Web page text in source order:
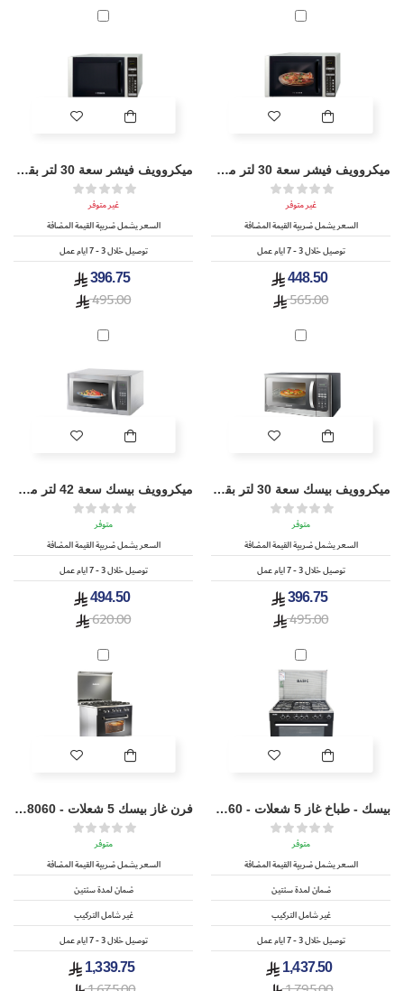
ميكروويف فيشر سعة 30 لتر مع شواية بقوة 900 واط - FEM-G7530V
غير متوفر
السعر يشمل ضريبة القيمة المضافة
توصيل خلال 3 - 7 ايام عمل
448.50
565.00
ميكروويف فيشر سعة 30 لتر بقوة 900 واط - FEM-S7530V
غير متوفر
السعر يشمل ضريبة القيمة المضافة
توصيل خلال 3 - 7 ايام عمل
396.75
495.00
ميكروويف بيسك سعة 30 لتر بقوة 900 واط - BMO-30SM
متوفر
السعر يشمل ضريبة القيمة المضافة
توصيل خلال 3 - 7 ايام عمل
396.75
495.00
ميكروويف بيسك سعة 42 لتر مع شواية بقوة 1100 واط - BMO-42SG
متوفر
السعر يشمل ضريبة القيمة المضافة
توصيل خلال 3 - 7 ايام عمل
494.50
620.00
بيسك - طباخ غاز 5 شعلات - BO-U9060
متوفر
السعر يشمل ضريبة القيمة المضافة
ضمان لمدة سنتين
غير شامل التركيب
توصيل خلال 3 - 7 ايام عمل
1,437.50
فرن غاز بيسك 5 شعلات - BO-U8060
متوفر
السعر يشمل ضريبة القيمة المضافة
ضمان لمدة سنتين
غير شامل التركيب
توصيل خلال 3 - 7 ايام عمل
1,339.75